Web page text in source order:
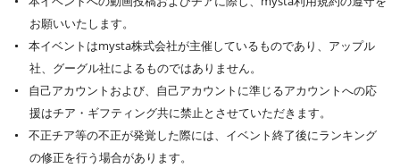
お願いいたします。
本イベントはmysta株式会社が主催しているものであり、アップル
社、グーグル社によるものではありません。
自己アカウントおよび、自己アカウントに準じるアカウントへの応
援はチア・ギフティング共に禁止とさせていただきます。
不正チア等の不正が発覚した際には、イベント終了後にランキング
の修正を行う場合があります。